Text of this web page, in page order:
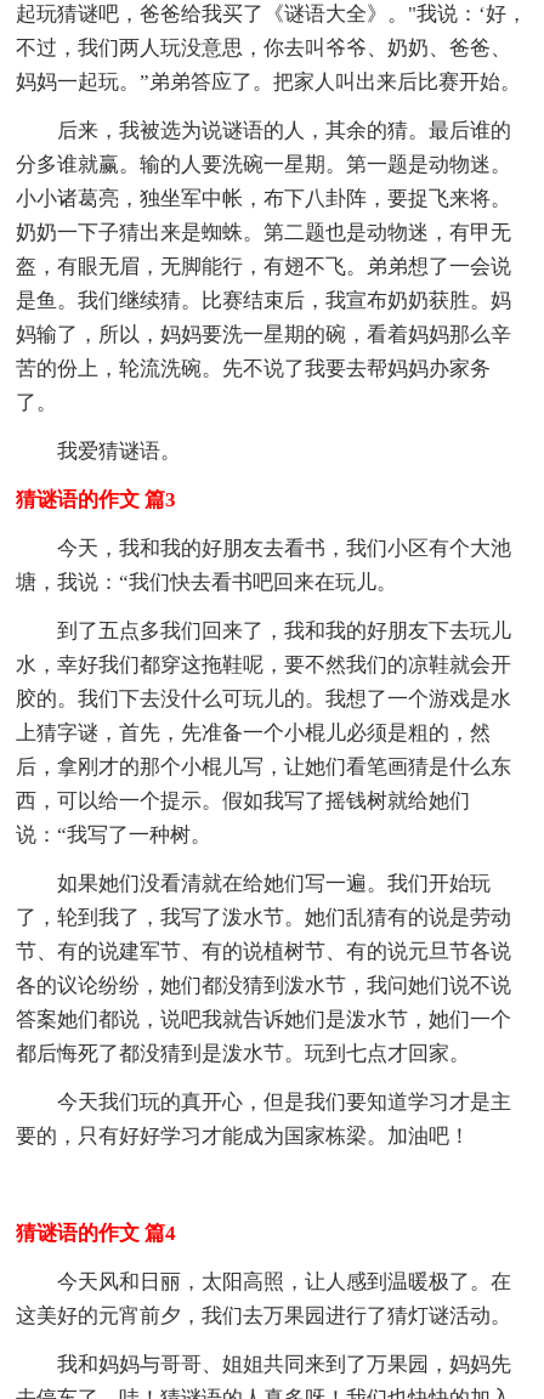
起玩猜谜吧，爸爸给我买了《谜语大全》。"我说：‘好，
不过，我们两人玩没意思，你去叫爷爷、奶奶、爸爸、
妈妈一起玩。”弟弟答应了。把家人叫出来后比赛开始。
后来，我被选为说谜语的人，其余的猜。最后谁的
分多谁就赢。输的人要洗碗一星期。第一题是动物迷。
小小诸葛亮，独坐军中帐，布下八卦阵，要捉飞来将。
奶奶一下子猜出来是蜘蛛。第二题也是动物迷，有甲无
盔，有眼无眉，无脚能行，有翅不飞。弟弟想了一会说
是鱼。我们继续猜。比赛结束后，我宣布奶奶获胜。妈
妈输了，所以，妈妈要洗一星期的碗，看着妈妈那么辛
苦的份上，轮流洗碗。先不说了我要去帮妈妈办家务
了。
我爱猜谜语。
猜谜语的作文 篇3
今天，我和我的好朋友去看书，我们小区有个大池
塘，我说：“我们快去看书吧回来在玩儿。
到了五点多我们回来了，我和我的好朋友下去玩儿
水，幸好我们都穿这拖鞋呢，要不然我们的凉鞋就会开
胶的。我们下去没什么可玩儿的。我想了一个游戏是水
上猜字谜，首先，先准备一个小棍儿必须是粗的，然
后，拿刚才的那个小棍儿写，让她们看笔画猜是什么东
西，可以给一个提示。假如我写了摇钱树就给她们
说：“我写了一种树。
如果她们没看清就在给她们写一遍。我们开始玩
了，轮到我了，我写了泼水节。她们乱猜有的说是劳动
节、有的说建军节、有的说植树节、有的说元旦节各说
各的议论纷纷，她们都没猜到泼水节，我问她们说不说
答案她们都说，说吧我就告诉她们是泼水节，她们一个
都后悔死了都没猜到是泼水节。玩到七点才回家。
今天我们玩的真开心，但是我们要知道学习才是主
要的，只有好好学习才能成为国家栋梁。加油吧！
猜谜语的作文 篇4
今天风和日丽，太阳高照，让人感到温暖极了。在
这美好的元宵前夕，我们去万果园进行了猜灯谜活动。
我和妈妈与哥哥、姐姐共同来到了万果园，妈妈先